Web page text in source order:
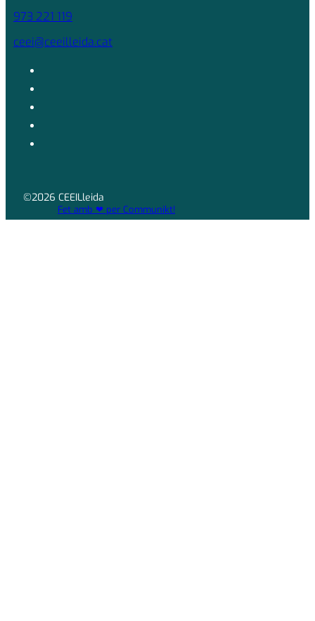
973 221 119
ceei@ceeilleida.cat
©2026 CEEILleida
Fet amb ❤ per Communikt!